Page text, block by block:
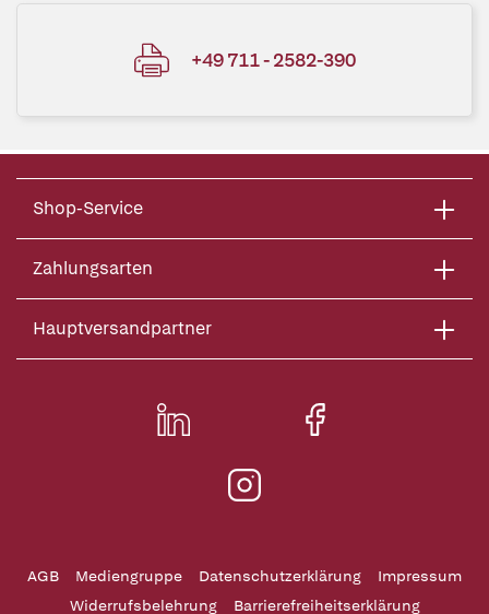
+49 711 - 2582-390
Shop-Service
Zahlungsarten
Hauptversandpartner
AGB Mediengruppe Datenschutzerklärung
Impressum
Widerrufsbelehrung
Barrierefreiheitserklärung